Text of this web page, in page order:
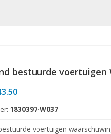
bestuurde voertuigen
Prijsklasse:
tot
1830397-W037
voertuigen